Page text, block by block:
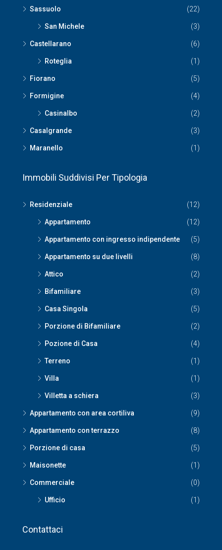
Sassuolo (22)
San Michele (3)
Castellarano (6)
Roteglia (1)
Fiorano (5)
Formigine (4)
Casinalbo (2)
Casalgrande (3)
Maranello (1)
Immobili Suddivisi Per Tipologia
Residenziale (12)
Appartamento (12)
Appartamento con ingresso indipendente (5)
Appartamento su due livelli (8)
Attico (2)
Bifamiliare (3)
Casa Singola (5)
Porzione di Bifamiliare (2)
Pozione di Casa (4)
Terreno (1)
Villa (1)
Villetta a schiera (3)
Appartamento con area cortiliva (9)
Appartamento con terrazzo (8)
Porzione di casa (5)
Maisonette (1)
Commerciale (0)
Ufficio (1)
Contattaci